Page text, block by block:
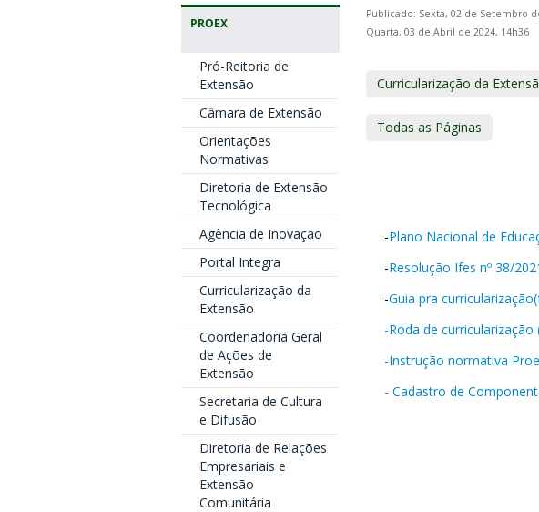
PROEX
Pró-Reitoria de
Extensão
Câmara de Extensão
Orientações
Normativas
Diretoria de Extensão
Tecnológica
Agência de Inovação
Portal Integra
Curricularização da
Extensão
Coordenadoria Geral
de Ações de
Extensão
Secretaria de Cultura
e Difusão
Diretoria de Relações
Empresariais e
Extensão
Comunitária
Publicado: Sexta, 02 de Setembro
Quarta, 03 de Abril de 2024, 14h36
Curricularização da
Todas as Páginas
-Plano Nacional de
-Resolução Ifes nº 38/
-Guia pra
-Roda de
-Instrução normativa
- Cadastro de